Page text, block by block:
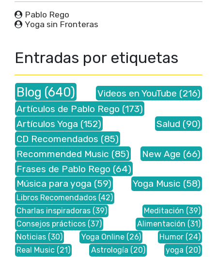
Pablo Rego
Yoga sin Fronteras
Entradas por etiquetas
Blog (640) Videos en YouTube (216)
Artículos de Pablo Rego (173)
Artículos Yoga (152) Salud (90)
CD Recomendados (85)
Recommended Music (85) New Age (66)
Frases de Pablo Rego (64)
Música para yoga (59) Yoga Music (58)
Libros Recomendados (42)
Charlas inspiradoras (39) Meditación (39)
Consejos prácticos (37) Alimentación (31)
Noticias (30) Yoga Online (26) Humor (24)
Real Music (21) Astrología (20) yoga (20)